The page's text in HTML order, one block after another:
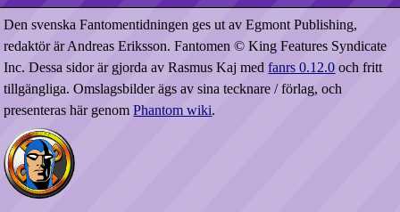
Den svenska Fantomentidningen ges ut av Egmont Publishing,
redaktör är Andreas Eriksson. Fantomen © King Features Syndicate
Inc. Dessa sidor är gjorda av Rasmus Kaj medfanrs 0.12.0 och fritt
tillgängliga. Omslagsbilder ägs av sina tecknare / förlag, och
presenteras här genomPhantom wiki.